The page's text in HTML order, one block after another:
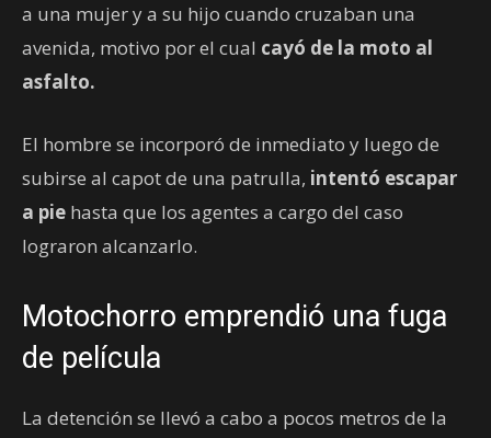
a una mujer y a su hijo cuando cruzaban una
avenida, motivo por el cual cayó de la moto al
asfalto.
El hombre se incorporó de inmediato y luego de
subirse al capot de una patrulla, intentó escapar
a pie hasta que los agentes a cargo del caso
lograron alcanzarlo.
Motochorro emprendió una fuga
de película
La detención se llevó a cabo a pocos metros de la